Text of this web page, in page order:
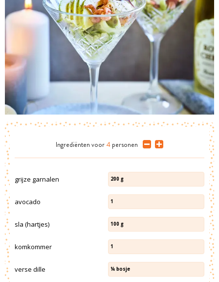
Ingrediënten voor 4 personen
grijze garnalen 200 g
avocado 1
sla (hartjes) 100 g
komkommer 1
verse dille ¼ bosje